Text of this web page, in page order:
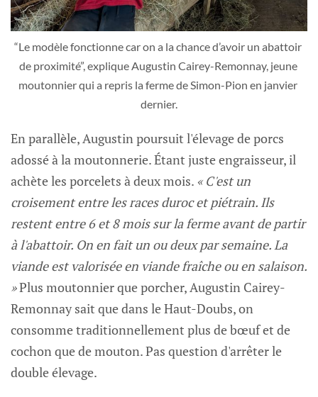
“Le modèle fonctionne car on a la chance d’avoir un abattoir
de proximité”, explique Augustin Cairey-Remonnay, jeune
moutonnier qui a repris la ferme de Simon-Pion en janvier
dernier.
En parallèle, Augustin poursuit l'élevage de porcs
adossé à la moutonnerie. Étant juste engraisseur, il
achète les porcelets à deux mois. « C'est un
croisement entre les races duroc et piétrain. Ils
restent entre 6 et 8 mois sur la ferme avant de partir
à l'abattoir. On en fait un ou deux par semaine. La
viande est valorisée en viande fraîche ou en salaison.
»Plus moutonnier que porcher, Augustin Cairey-
Remonnay sait que dans le Haut-Doubs, on
consomme traditionnellement plus de bœuf et de
cochon que de mouton. Pas question d'arrêter le
double élevage.